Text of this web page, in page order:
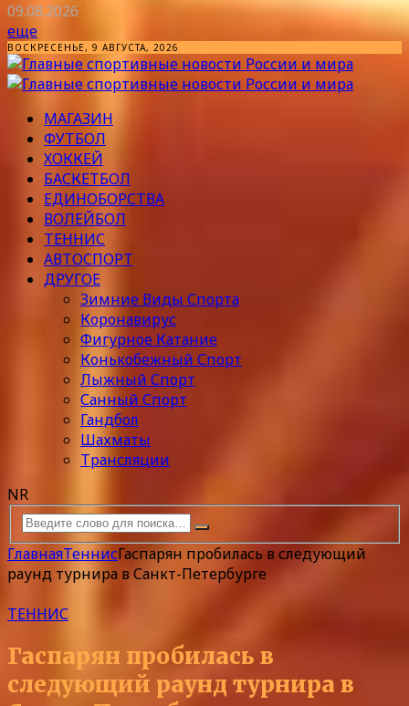
09.08.2026
еще
ВОСКРЕСЕНЬЕ, 9 АВГУСТА, 2026
МАГАЗИН
ФУТБОЛ
ХОККЕЙ
БАСКЕТБОЛ
ЕДИНОБОРСТВА
ВОЛЕЙБОЛ
ТЕННИС
АВТОСПОРТ
ДРУГОЕ
Зимние Виды Спорта
Коронавирус
Фигурное Катание
Конькобежный Спорт
Лыжный Спорт
Санный Спорт
Гандбол
Шахматы
Трансляции
NR
ГлавнаяТеннисГаспарян пробилась в следующий
раунд турнира в Санкт-Петербурге
ТЕННИС
Гаспарян пробилась в
следующий раунд турнира в